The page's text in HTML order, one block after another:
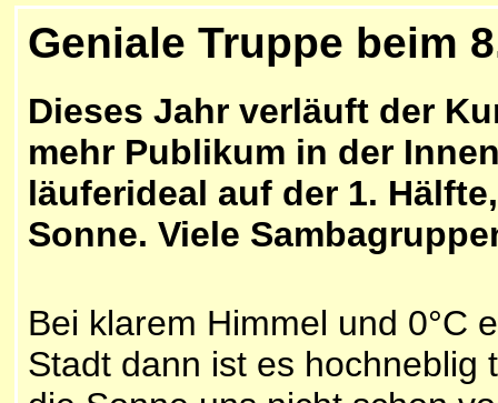
Geniale Truppe beim
Dieses Jahr verläuft der
mehr Publikum in der
läuferideal auf der 1.
Sonne. Viele
Bei klarem Himmel und 0°C
Stadt dann ist es hochneblig